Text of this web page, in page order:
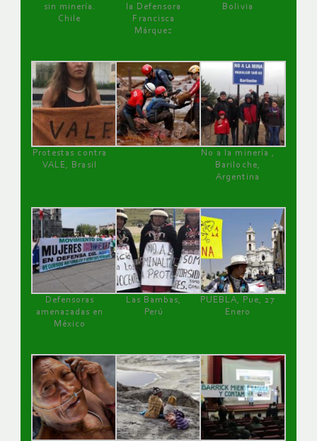
sin minería.
Chile
la Defensora
Francisca
Márquez
Bolivia
Protestas contra
VALE, Brasil
No a la minería ,
Bariloche,
Argentina
Defensoras
amenazadas en
México
Las Bambas,
Perú
PUEBLA, Pue, 27
Enero